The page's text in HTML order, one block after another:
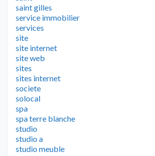
saint gilles
service immobilier
services
site
site internet
site web
sites
sites internet
societe
solocal
spa
spa terre blanche
studio
studio a
studio meuble